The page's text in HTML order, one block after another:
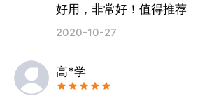
好用，非常好！值得推荐
2020-10-27
高*学